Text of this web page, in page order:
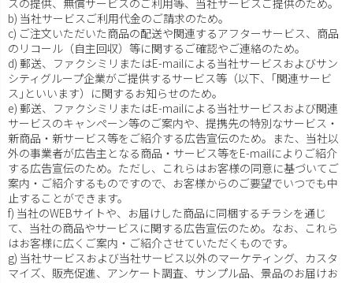
スの提供、無償サービスのご利用等、当社サービスご提供のため。
b) 当社サービスご利用代金のご請求のため。
c) ご注文いただいた商品の配送や関連するアフターサービス、商品
のリコール（自主回収）等に関するご確認やご連絡のため。
d) 郵送、ファクシミリまたはE-mailによる当社サービスおよびサン
シティグループ企業がご提供するサービス等（以下、｢関連サービ
ス｣といいます）に関するお知らせのため。
e) 郵送、ファクシミリまたはE-mailによる当社サービスおよび関連
サービスのキャンペーン等のご案内や、提携先の特別なサービス・
新商品・新サービス等をご紹介する広告宣伝のため。また、当社以
外の事業者が広告主となる商品・サービス等をE-mailによりご紹介
する広告宣伝のため。ただし、これらはお客様の同意に基づいてご
案内・ご紹介するものですので、お客様からのご要望でいつでも中
止することができます。
f) 当社のWEBサイトや、お届けした商品に同梱するチラシを通じ
て、当社の商品やサービスに関する広告宣伝のため。なお、これら
はお客様に広くご案内・ご紹介させていただくものです。
g) 当社サービスおよび当社サービス以外のマーケティング、カスタ
マイズ、販売促進、アンケート調査、サンプル品、景品のお届けお